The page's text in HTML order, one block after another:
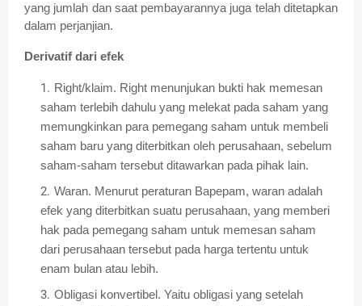
yang jumlah dan saat pembayarannya juga telah ditetapkan
dalam perjanjian.
Derivatif dari efek
Right/klaim. Right menunjukan bukti hak memesan
saham terlebih dahulu yang melekat pada saham yang
memungkinkan para pemegang saham untuk membeli
saham baru yang diterbitkan oleh perusahaan, sebelum
saham-saham tersebut ditawarkan pada pihak lain.
Waran. Menurut peraturan Bapepam, waran adalah
efek yang diterbitkan suatu perusahaan, yang memberi
hak pada pemegang saham untuk memesan saham
dari perusahaan tersebut pada harga tertentu untuk
enam bulan atau lebih.
Obligasi konvertibel. Yaitu obligasi yang setelah